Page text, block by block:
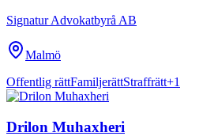
Signatur Advokatbyrå AB
Malmö
Offentlig rättFamiljerättStraffrätt+1
Drilon Muhaxheri